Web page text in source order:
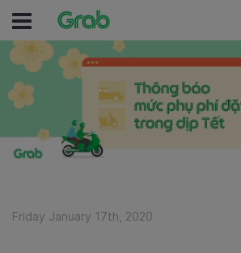
Friday January 17th, 2020